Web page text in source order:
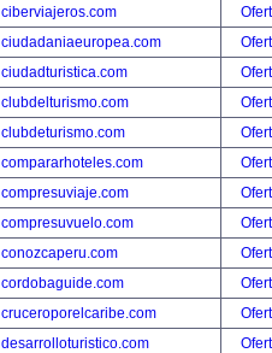
ciberviajeros.com
ciudadaniaeuropea.com
ciudadturistica.com
clubdelturismo.com
clubdeturismo.com
compararhoteles.com
compresuviaje.com
compresuvuelo.com
conozcaperu.com
cordobaguide.com
cruceroporelcaribe.com
desarrolloturistico.com